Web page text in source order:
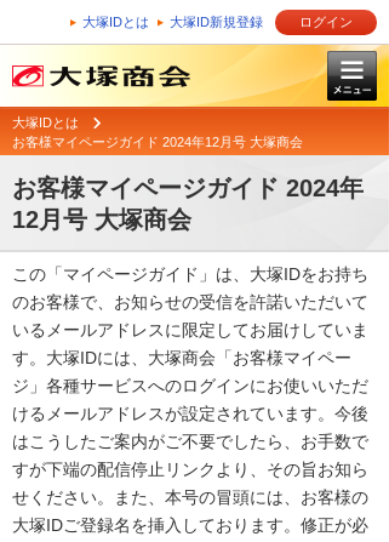
大塚IDとは 大塚ID新規登録 ログイン
大塚IDとは
お客様マイページガイド 2024年12月号 大塚商会
お客様マイページガイド 2024年
12月号 大塚商会
この「マイページガイド」は、大塚IDをお持ち
のお客様で、お知らせの受信を許諾いただいて
いるメールアドレスに限定してお届けしていま
す。大塚IDには、大塚商会「お客様マイペー
ジ」各種サービスへのログインにお使いいただ
けるメールアドレスが設定されています。今後
はこうしたご案内がご不要でしたら、お手数で
すが下端の配信停止リンクより、その旨お知ら
せください。また、本号の冒頭には、お客様の
大塚IDご登録名を挿入しております。修正が必